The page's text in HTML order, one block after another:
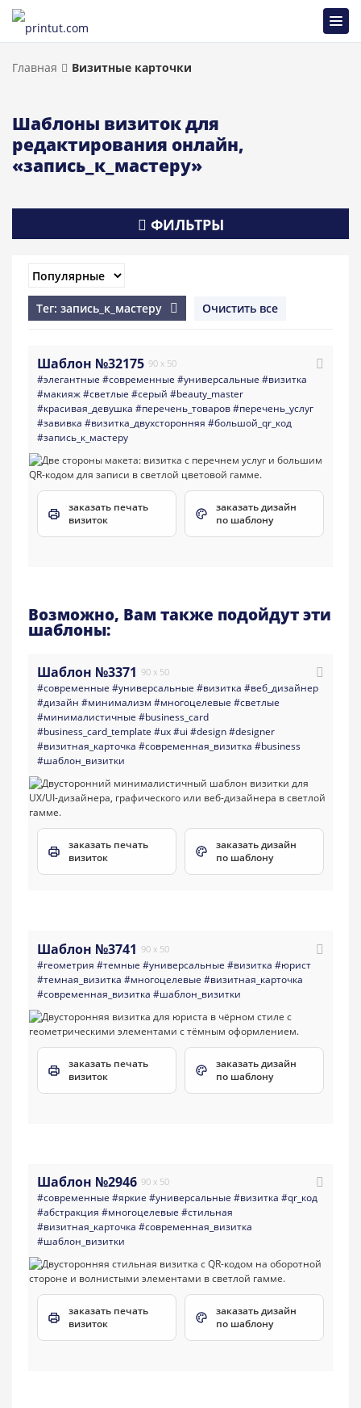
Главная Визитные карточки
Шаблоны визиток для
редактирования онлайн,
«запись_к_мастеру»
ФИЛЬТРЫ
Тег: запись_к_мастеру Очистить все
Шаблон №32175 90 x 50
#элегантные #современные #универсальные #визитка
#макияж#светлые #серый #beauty_master
#красивая_девушка #перечень_товаров#перечень_услуг
#завивка #визитка_двухсторонняя #большой_qr_код
#запись_к_мастеру
заказать печать
визиток
заказать дизайн
по шаблону
Возможно, Вам также подойдут эти
шаблоны:
Шаблон №3371 90 x 50
#современные #универсальные #визитка #веб_дизайнер
#дизайн #минимализм #многоцелевые #светлые
#минималистичные #business_card
#business_card_template #ux#ui #design#designer
#визитная_карточка #современная_визитка #business
#шаблон_визитки
заказать печать
визиток
заказать дизайн
по шаблону
Шаблон №3741 90 x 50
#геометрия #темные #универсальные #визитка #юрист
#темная_визитка #многоцелевые #визитная_карточка
#современная_визитка #шаблон_визитки
заказать печать
визиток
заказать дизайн
по шаблону
Шаблон №2946 90 x 50
#современные #яркие #универсальные #визитка #qr_код
#абстракция #многоцелевые #стильная
#визитная_карточка #современная_визитка
#шаблон_визитки
заказать печать
визиток
заказать дизайн
по шаблону